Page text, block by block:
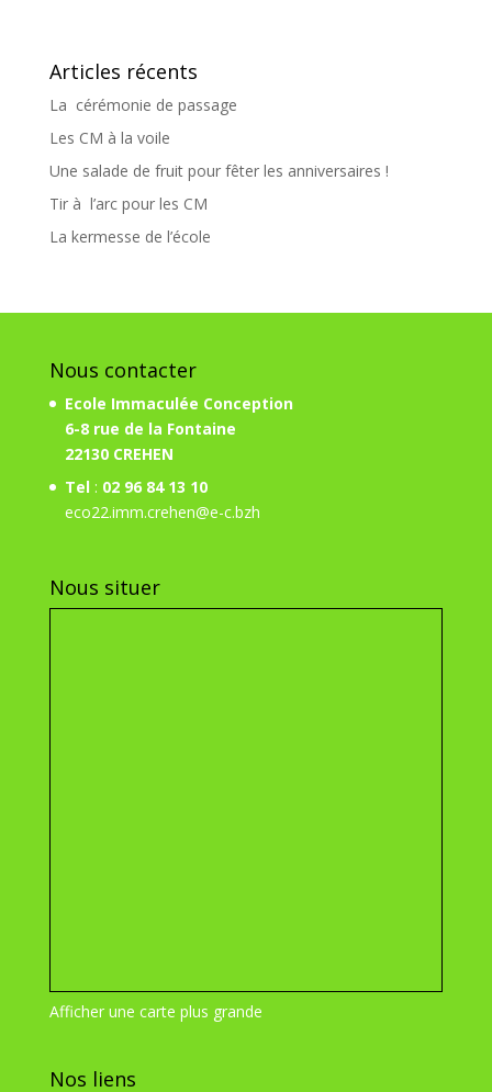
Articles récents
La cérémonie de passage
Les CM à la voile
Une salade de fruit pour fêter les anniversaires !
Tir à l’arc pour les CM
La kermesse de l’école
Nous contacter
Ecole Immaculée Conception
6-8 rue de la Fontaine
22130 CREHEN
Tel: 02 96 84 13 10
eco22.imm.crehen@e-c.bzh
Nous situer
Afficher une carte plus grande
Nos liens